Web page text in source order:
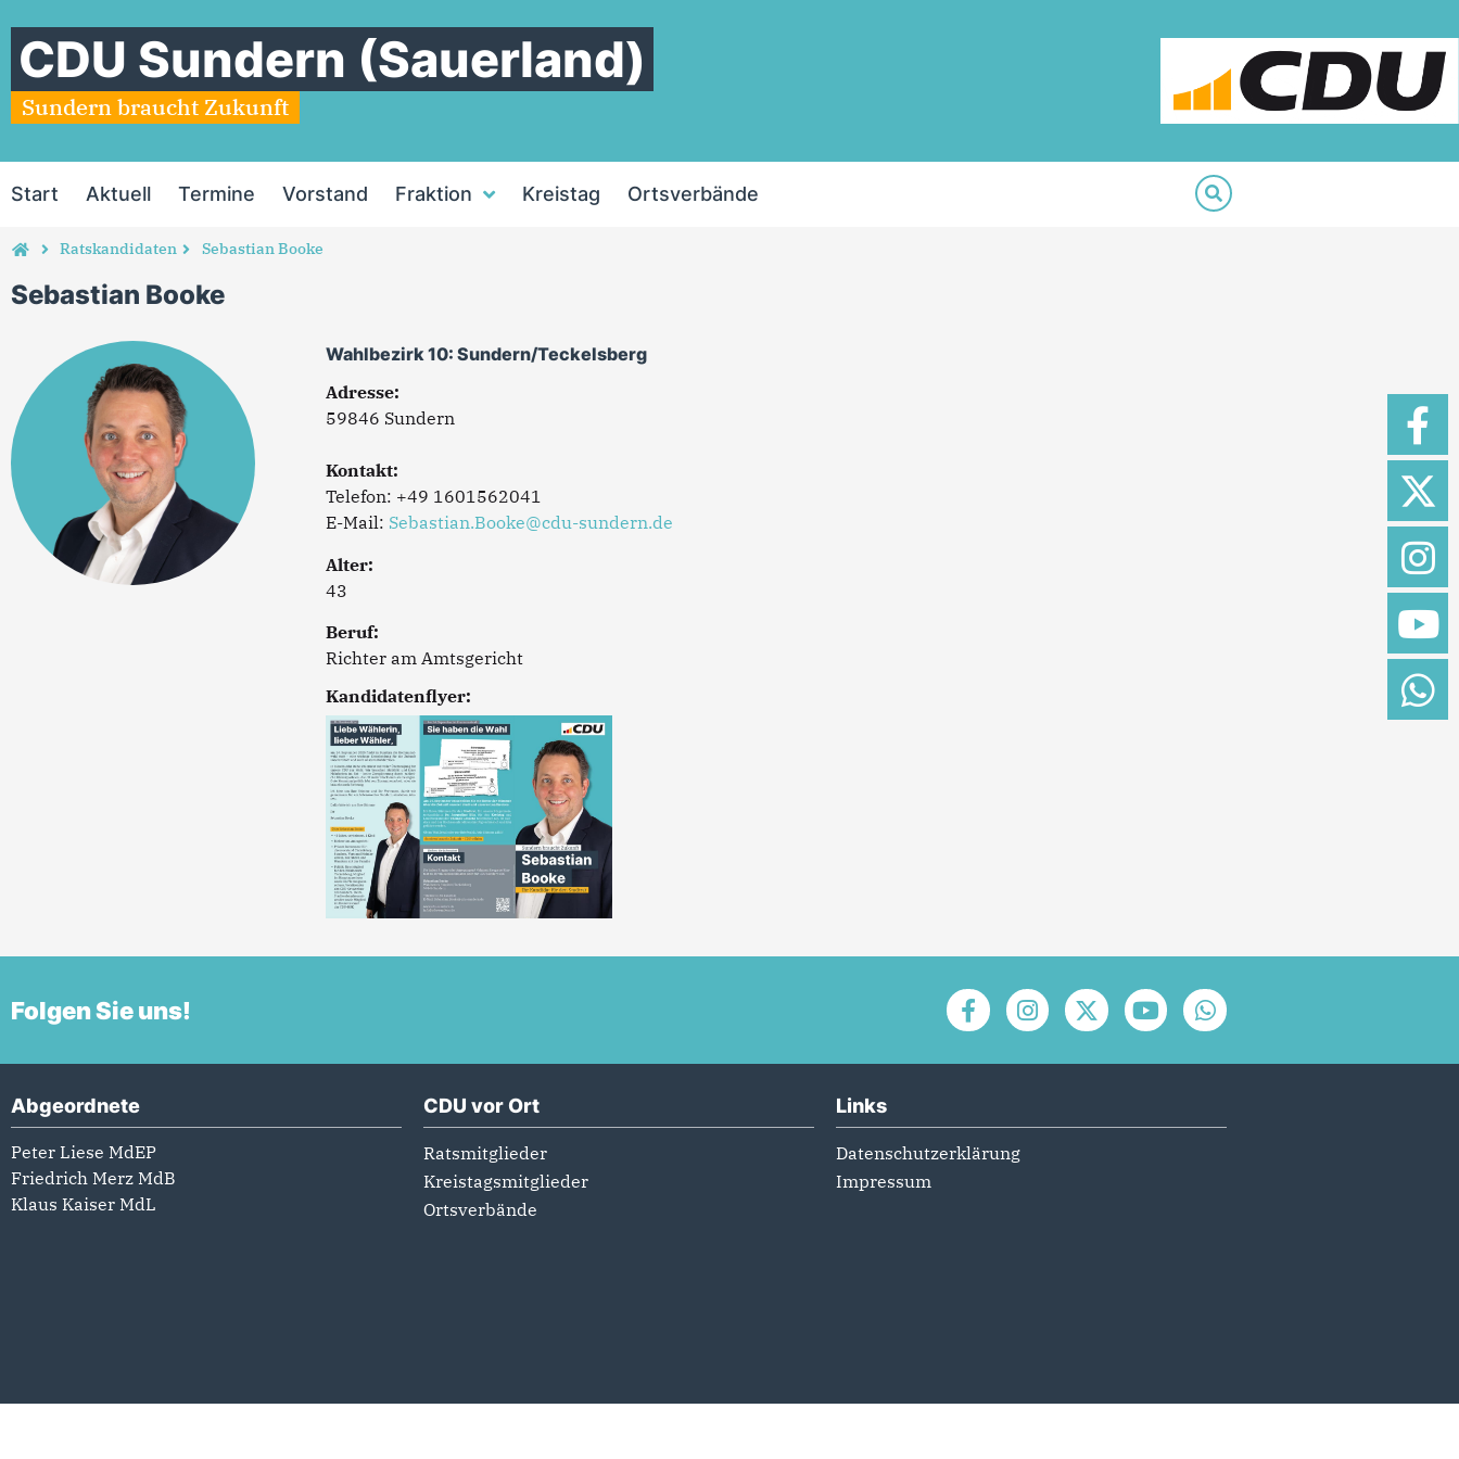
CDU Sundern (Sauerland)
Sundern braucht Zukunft
Start Aktuell Termine Vorstand Fraktion Kreistag Ortsverbände
Ratskandidaten Sebastian Booke
Sebastian Booke
Wahlbezirk 10: Sundern/Teckelsberg
Adresse:
59846 Sundern
Kontakt:
Telefon: +49 1601562041
E-Mail: Sebastian.Booke@cdu-sundern.de
Alter:
43
Beruf:
Richter am Amtsgericht
Kandidatenflyer:
Folgen Sie uns!
Abgeordnete
Peter Liese MdEP
Friedrich Merz MdB
Klaus Kaiser MdL
CDU vor Ort
Ratsmitglieder
Kreistagsmitglieder
Ortsverbände
Links
Datenschutzerklärung
Impressum